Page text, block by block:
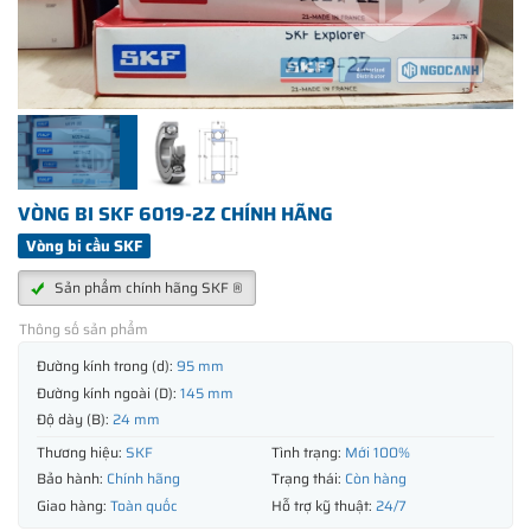
VÒNG BI SKF 6019-2Z CHÍNH HÃNG
Vòng bi cầu SKF
Sản phẩm chính hãng SKF ®
Thông số sản phẩm
Đường kính trong (d): 95 mm
Đường kính ngoài (D): 145 mm
Độ dày (B): 24 mm
Thương hiệu: SKF Tình trạng: Mới 100%
Bảo hành: Chính hãng Trạng thái: Còn hàng
Giao hàng: Toàn quốc Hỗ trợ kỹ thuật: 24/7